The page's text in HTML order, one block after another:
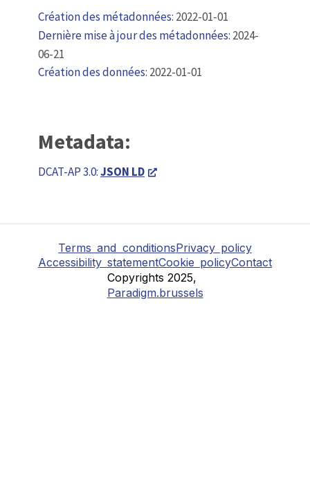
Création des métadonnées: 2022-01-01
Dernière mise à jour des métadonnées: 2024-
06-21
Création des données: 2022-01-01
Metadata:
DCAT-AP 3.0:JSON LD
Terms and conditionsPrivacy policy
Accessibility statementCookie policyContact
Copyrights 2025,
Paradigm.brussels